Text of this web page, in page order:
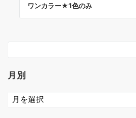
ワンカラー★1色のみ
月別